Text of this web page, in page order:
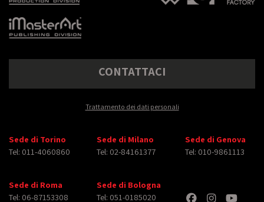
CONTATTACI
Trattamento dei dati personali
Sede di Torino
Tel: 011-4060860
Sede di Milano
Tel: 02-84161377
Sede di Genova
Tel: 010-9861113
Sede di Roma
Tel: 06-87153308
Sede di Bologna
Tel: 051-0185020